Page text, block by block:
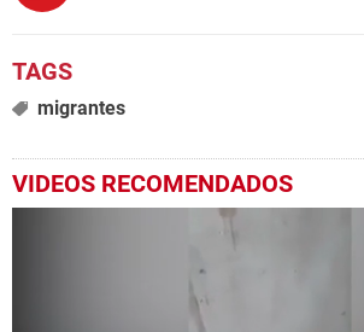
migrantes
VIDEOS RECOMENDADOS